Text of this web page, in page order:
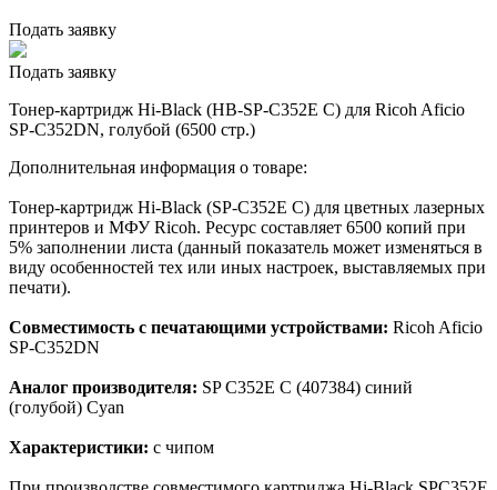
Подать заявку
Подать заявку
Тонер-картридж Hi-Black (HB-SP-C352E C) для Ricoh Aficio
SP-C352DN, голубой (6500 стр.)
Дополнительная информация о товаре:
Тонер-картридж Hi-Black (SP-C352E C) для цветных лазерных
принтеров и МФУ Ricoh. Ресурс составляет 6500 копий при
5% заполнении листа (данный показатель может изменяться в
виду особенностей тех или иных настроек, выставляемых при
печати).
Совместимость с печатающими устройствами: Ricoh Aficio
SP-C352DN
Аналог производителя: SP C352E C (407384) синий
(голубой) Cyan
Характеристики: с чипом